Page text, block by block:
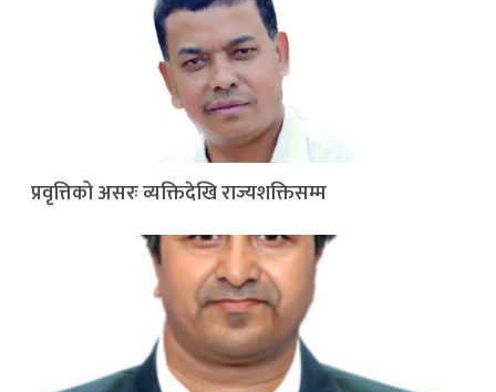
प्रवृत्तिको असरः व्यक्तिदेखि राज्यशक्तिसम्म